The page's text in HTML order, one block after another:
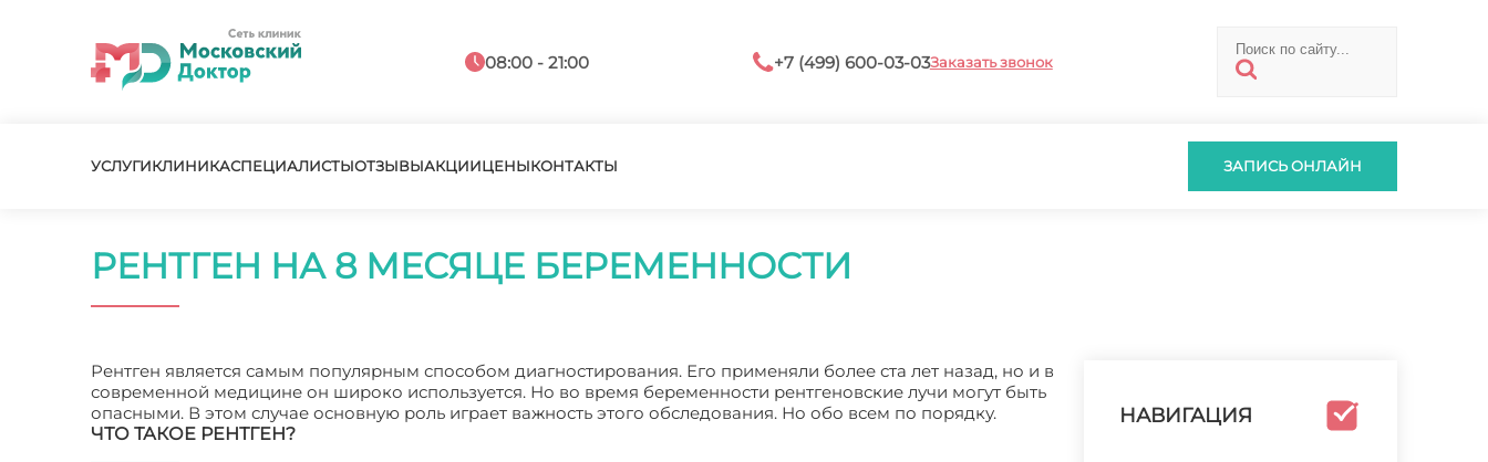
08:00 - 21:00 +7 (499) 600-03-03Заказать звонок
УСЛУГИКЛИНИКАСПЕЦИАЛИСТЫОТЗЫВЫАКЦИИЦЕНЫКОНТАКТЫ ЗАПИСЬ ОНЛАЙН
РЕНТГЕН НА 8 МЕСЯЦЕ БЕРЕМЕННОСТИ
Рентген является самым популярным способом диагностирования. Его применяли более ста лет назад, но и в
современной медицине он широко используется. Но во время беременности рентгеновские лучи могут быть
опасными. В этом случае основную роль играет важность этого обследования. Но обо всем по порядку.
ЧТО ТАКОЕ РЕНТГЕН?
НАВИГАЦИЯ